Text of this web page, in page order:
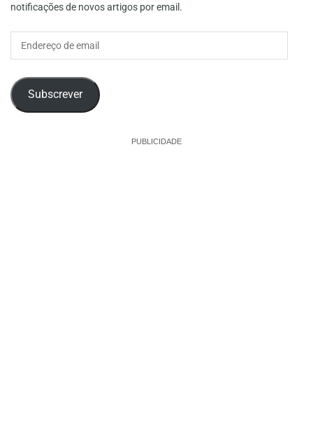
notificações de novos artigos por email.
Subscrever
PUBLICIDADE